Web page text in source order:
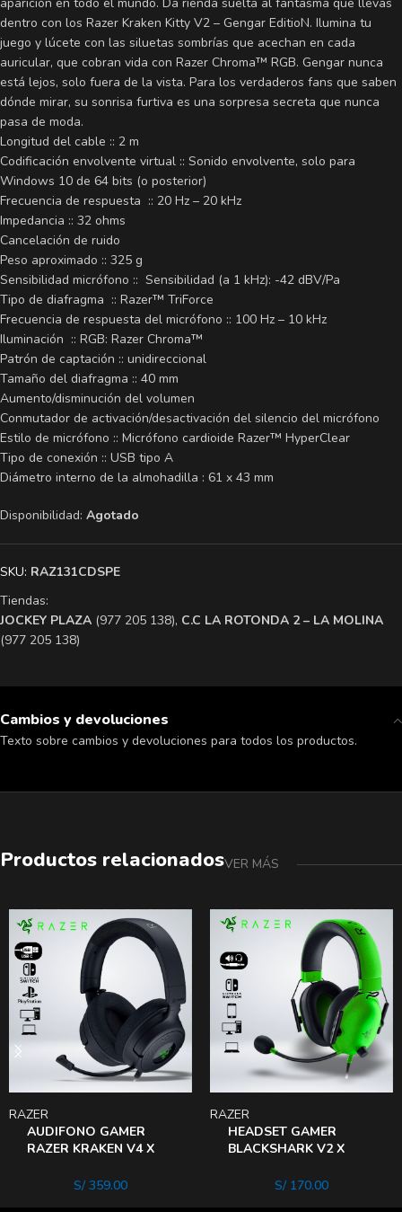
aparición en todo el mundo. Da rienda suelta al fantasma que llevas
dentro con los Razer Kraken Kitty V2 – Gengar EditioN. Ilumina tu
juego y lúcete con las siluetas sombrías que acechan en cada
auricular, que cobran vida con Razer Chroma™ RGB. Gengar nunca
está lejos, solo fuera de la vista. Para los verdaderos fans que saben
dónde mirar, su sonrisa furtiva es una sorpresa secreta que nunca
pasa de moda.
Longitud del cable :: 2 m
Codificación envolvente virtual :: Sonido envolvente, solo para
Windows 10 de 64 bits (o posterior)
Frecuencia de respuesta :: 20 Hz – 20 kHz
Impedancia :: 32 ohms
Cancelación de ruido
Peso aproximado :: 325 g
Sensibilidad micrófono :: Sensibilidad (a 1 kHz): -42 dBV/Pa
Tipo de diafragma :: Razer™ TriForce
Frecuencia de respuesta del micrófono :: 100 Hz – 10 kHz
Iluminación :: RGB: Razer Chroma™
Patrón de captación :: unidireccional
Tamaño del diafragma :: 40 mm
Aumento/disminución del volumen
Conmutador de activación/desactivación del silencio del micrófono
Estilo de micrófono :: Micrófono cardioide Razer™ HyperClear
Tipo de conexión :: USB tipo A
Diámetro interno de la almohadilla : 61 x 43 mm
Disponibilidad: Agotado
SKU: RAZ131CDSPE
Tiendas:
​JOCKEY PLAZA (977 205 138), ​C.C LA ROTONDA 2 – LA MOLINA
(977 205 138)
Cambios y devoluciones
Texto sobre cambios y devoluciones para todos los productos.
Productos relacionadosVER MÁS
AUDIFONO GAMER
RAZER KRAKEN V4 X
HYPERCLEAR
RAZER
S/359.00
HEADSET GAMER
BLACKSHARK V2 X
RAZER
S/170.00